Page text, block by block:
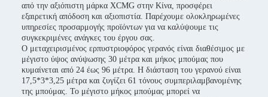
από την αξιόπιστη μάρκα XCMG στην Κίνα, προσφέρει
εξαιρετική απόδοση και αξιοπιστία. Παρέχουμε ολοκληρωμένες
υπηρεσίες προσαρμογής προϊόντων για να καλύψουμε τις
συγκεκριμένες ανάγκες του έργου σας.
Ο μεταχειρισμένος ερπυστριοφόρος γερανός είναι διαθέσιμος με
μέγιστο ύψος ανύψωσης 30 μέτρα και μήκος μπούμας που
κυμαίνεται από 24 έως 96 μέτρα. Η διάσταση του γερανού είναι
17,5*3*3,25 μέτρα και ζυγίζει 61 τόνους συμπεριλαμβανομένης
της μπούμας. Το μέγιστο μήκος μπούμας μπορεί να